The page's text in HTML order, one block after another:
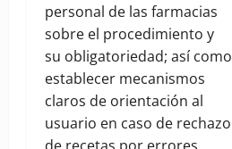
personal de las farmacias
sobre el procedimiento y
su obligatoriedad; así como
establecer mecanismos
claros de orientación al
usuario en caso de rechazo